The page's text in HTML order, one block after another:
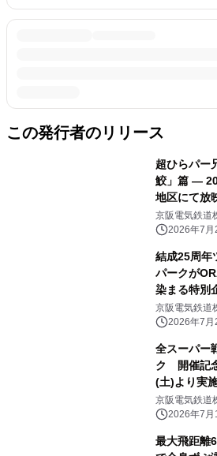
この発行者のリリース
超ひらパー
鮫」篇 ―
地区にて放
京阪電気鉄道
2026年7月
結成25周年
パークが
染まる特別
25th
らパー！」
京阪電気鉄道
2026年7月
全スーパー
ク 開催記
(土)より実
京阪電気鉄道
2026年7月
最大飛距離